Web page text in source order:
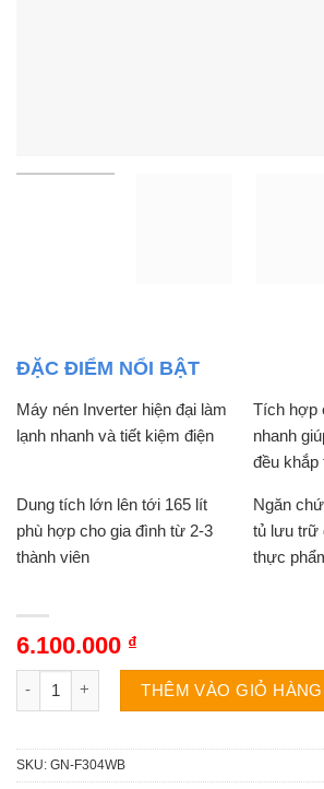
ĐẶC ĐIỂM NỔI BẬT
Máy nén Inverter hiện đại làm
lạnh nhanh và tiết kiệm điện
Tích hợp
nhanh
đều khắp
Dung tích lớn lên tới 165 lít
phù hợp cho gia đình từ 2-3
thành viên
Ngăn
tủ lưu trữ
thực
6.100.000 ₫
Tủ đông LG GN-F304WB | 165L 1 ngăn
THÊM VÀO GIỎ HÀNG
SKU: GN-F304WB